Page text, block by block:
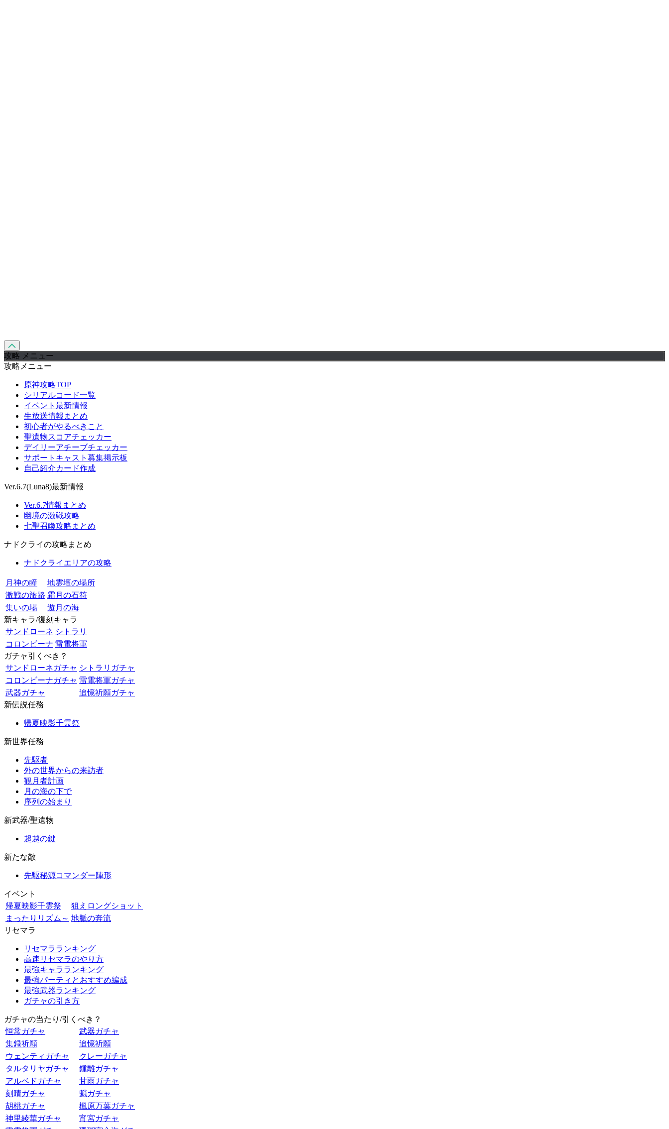
攻略 メニュー
攻略メニュー
原神攻略TOP
シリアルコード一覧
イベント最新情報
生放送情報まとめ
初心者がやるべきこと
聖遺物スコアチェッカー
デイリーアチーブチェッカー
サポートキャスト募集掲示板
自己紹介カード作成
Ver.6.7(Luna8)最新情報
Ver.6.7情報まとめ
幽境の激戦攻略
七聖召喚攻略まとめ
ナドクライの攻略まとめ
ナドクライエリアの攻略
月神の瞳
地霊壇の場所
激戦の旅路 霜月の石符
集いの場
遊月の海
新キャラ/復刻キャラ
サンドローネ シトラリ
コロンビーナ 雷電将軍
ガチャ引くべき？
サンドローネガチャ シトラリガチャ
コロンビーナガチャ 雷電将軍ガチャ
武器ガチャ
追憶祈願ガチャ
新伝説任務
帰夏映影千霊祭
新世界任務
先駆者
外の世界からの来訪者
観月者計画
月の海の下で
序列の始まり
新武器/聖遺物
超越の鍵
新たな敵
先駆秘源コマンダー陣形
イベント
帰夏映影千霊祭
狙えロングショット
まったりリズム～ 地脈の奔流
リセマラ
リセマラランキング
高速リセマラのやり方
最強キャラランキング
最強パーティとおすすめ編成
最強武器ランキング
ガチャの引き方
ガチャの当たり/引くべき？
恒常ガチャ
武器ガチャ
集録祈願
追憶祈願
ウェンティガチャ
クレーガチャ
タルタリヤガチャ
鍾離ガチャ
アルベドガチャ
甘雨ガチャ
刻晴ガチャ
魈ガチャ
胡桃ガチャ
楓原万葉ガチャ
神里綾華ガチャ
宵宮ガチャ